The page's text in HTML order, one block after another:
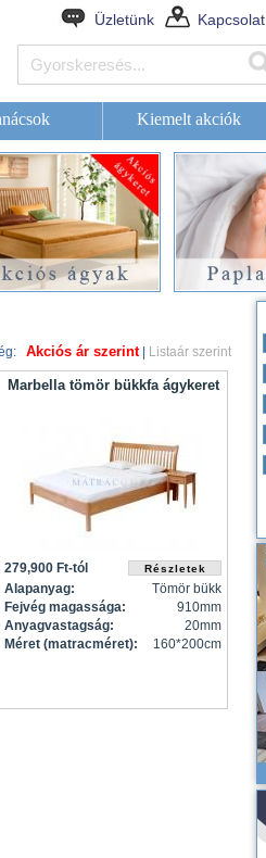
Üzletünk Kapcsolat
Kiemelt akciók
Akciós ár szerint| Listaár szerint
Marbella tömör bükkfa ágykeret
279,900 Ft-tól
Alapanyag:
Tömör bükk
Fejvég magassága:
910mm
Anyagvastagság:
20mm
Méret (matracméret):
160*200cm